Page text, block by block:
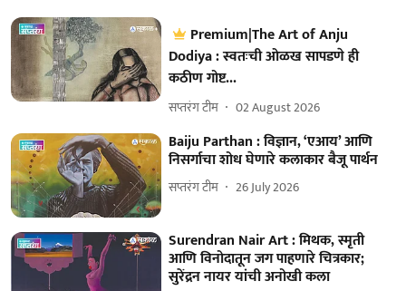
Premium|The Art of Anju
Dodiya : स्वतःची ओळख सापडणे ही
कठीण गोष्ट...
सप्तरंग टीम 02 August 2026
Baiju Parthan : विज्ञान, ‘एआय’ आणि
निसर्गाचा शोध घेणारे कलाकार बैजू पार्थन
सप्तरंग टीम 26 July 2026
Surendran Nair Art : मिथक, स्मृती
आणि विनोदातून जग पाहणारे चित्रकार;
सुरेंद्रन नायर यांची अनोखी कला